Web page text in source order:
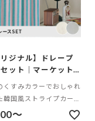
リジナル】ドレープ
ット｜マーケット
くすみカラーでおしゃれ
韓国風ストライプカーテ
～